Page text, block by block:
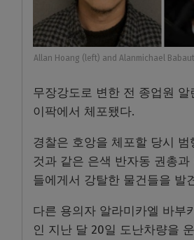
Allan Hoang (left) and Alanmichael
무장강도로 변한 전 종업원 알
이팍에서 체포됐다.
경찰은 호앙을 체포할 당시
것과 같은 은색 반자동 권총과
들에게서 강탈한 물건들을 발
다른 용의자 알라미카엘 바부
인 지난 달 20일 도난차량을